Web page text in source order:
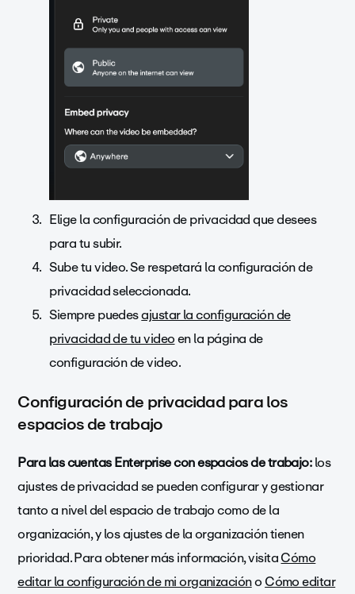
Elige la configuración de privacidad que desees
para tu subir.
Sube tu video. Se respetará la configuración de
privacidad seleccionada.
Siempre puedesajustar la configuración de
privacidad de tu videoen la página de
configuración de video.
Configuración de privacidad para los
espacios de trabajo
Para las cuentas Enterprise con espacios de trabajo:los
ajustes de privacidad se pueden configurar y gestionar
tanto a nivel del espacio de trabajo como de la
organización, y los ajustes de la organización tienen
prioridad. Para obtener más información, visitaCómo
editar la configuración de mi organizaciónoCómo editar